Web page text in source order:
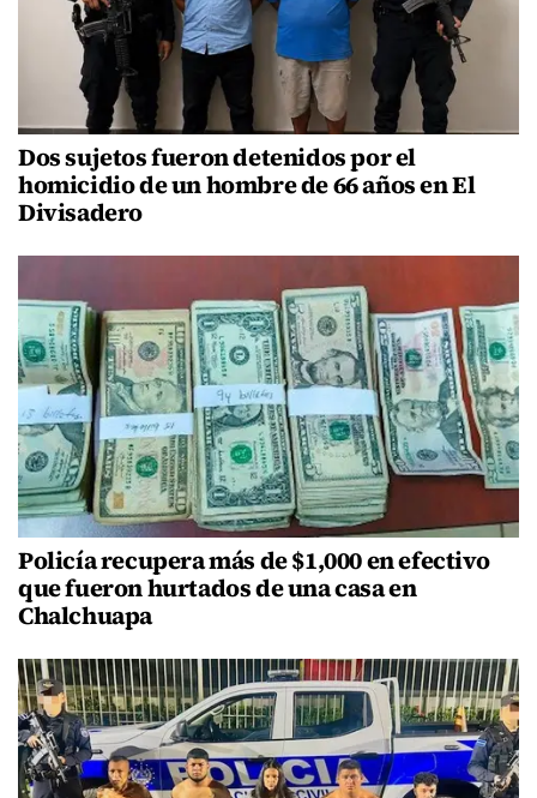
Dos sujetos fueron detenidos por el
homicidio de un hombre de 66 años en El
Divisadero
Policía recupera más de $1,000 en efectivo
que fueron hurtados de una casa en
Chalchuapa